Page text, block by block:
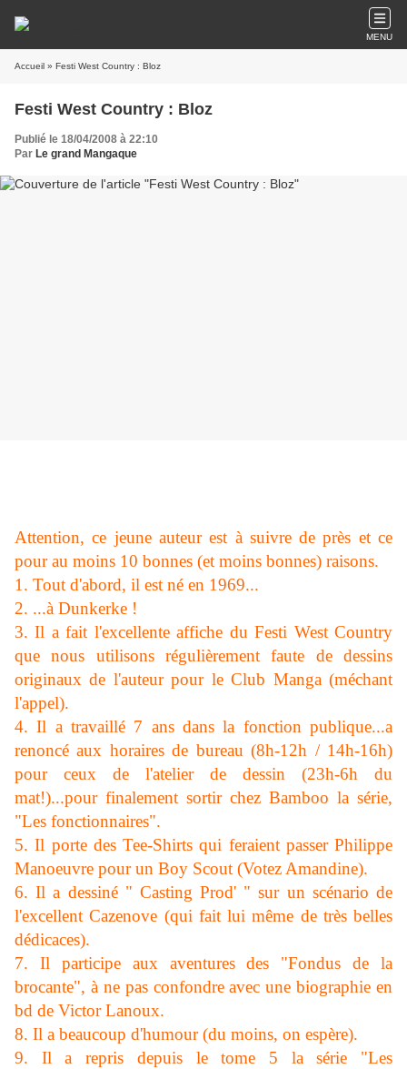
MENU
Accueil » Festi West Country : Bloz
Festi West Country : Bloz
Publié le 18/04/2008 à 22:10
Par Le grand Mangaque
Attention, ce jeune auteur est à suivre de près et ce
pour au moins 10 bonnes (et moins bonnes) raisons.
1. Tout d'abord, il est né en 1969...
2. ...à Dunkerke !
3. Il a fait l'excellente affiche du Festi West Country
que nous utilisons régulièrement faute de dessins
originaux de l'auteur pour le Club Manga (méchant
l'appel).
4. Il a travaillé 7 ans dans la fonction publique...a
renoncé aux horaires de bureau (8h-12h / 14h-16h)
pour ceux de l'atelier de dessin (23h-6h du
mat!)...pour finalement sortir chez Bamboo la série,
"Les fonctionnaires".
5. Il porte des Tee-Shirts qui feraient passer Philippe
Manoeuvre pour un Boy Scout (Votez Amandine).
6. Il a dessiné " Casting Prod' " sur un scénario de
l'excellent Cazenove (qui fait lui même de très belles
dédicaces).
7. Il participe aux aventures des "Fondus de la
brocante", à ne pas confondre avec une biographie en
bd de Victor Lanoux.
8. Il a beaucoup d'humour (du moins, on espère).
9. Il a repris depuis le tome 5 la série "Les